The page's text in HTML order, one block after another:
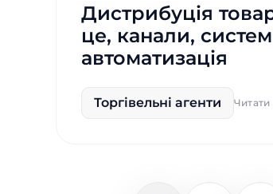
Дистрибуція
це, канали,
автоматизація
Торгівельні агенти Читати